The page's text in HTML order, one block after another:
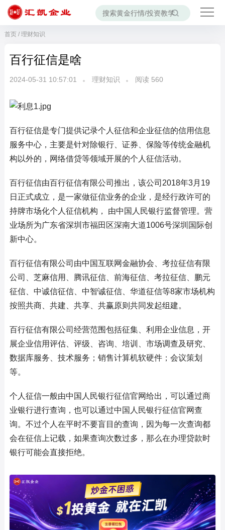
首页/ 理财知识
百行征信是啥
2024-05-31 10:57:01 理财知识 阅读 560
百行征信是专门提供记录个人征信和企业征信的信用信息
服务中心，主要是针对除银行、证券、保险等传统金融机
构以外的，网络借贷等领域开展的个人征信活动。
百行征信由百行征信有限公司推出，该公司2018年3月19
日正式成立，是一家做征信业务的企业，是经行政许可的
持牌市场化个人征信机构， 由中国人民银行监督管理。营
业场所为广东省深圳市福田区深南大道1006号深圳国际创
新中心。
百行征信有限公司由中国互联网金融协会、考拉征信有限
公司、芝麻信用、腾讯征信、前海征信、考拉征信、鹏元
征信、中诚信征信、中智诚征信、华道征信等8家市场机构
按照共商、共建、共享、共赢原则共同发起组建。
百行征信有限公司经营范围包括征集、利用企业信息，开
展企业信用评估、评级、咨询、培训、市场调查及研究、
数据库服务、技术服务；销售计算机软硬件；会议策划
等。
个人征信一般由中国人民银行征信官网给出，可以通过商
业银行进行查询，也可以通过中国人民银行征信官网查
询。不过个人在平时不要盲目的查询，因为每一次查询都
会在征信上记载，如果查询次数过多，那么在办理贷款时
银行可能会直接拒绝。